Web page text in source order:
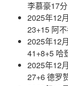
李慕豪17
2025年12
23+15 阿
2025年12
41+8+5 哈
2025年12
27+6 德罗